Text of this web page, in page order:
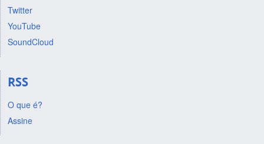
Twitter
YouTube
SoundCloud
RSS
O que é?
Assine